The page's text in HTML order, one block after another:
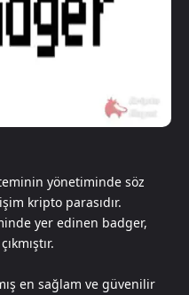
yönetiminde söz
kripto parasıdır.
yer edinen badger,
en sağlam ve güvenilir